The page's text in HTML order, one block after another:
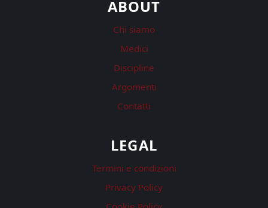
ABOUT
Chi siamo
Medici
Discipline
Argomenti
Contatti
LEGAL
Termini e condizioni
Privacy Policy